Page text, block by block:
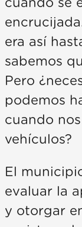
cuando se
era así
sabemos
Pero
podemos
cuando
vehículos?
El
evaluar la
y otorgar